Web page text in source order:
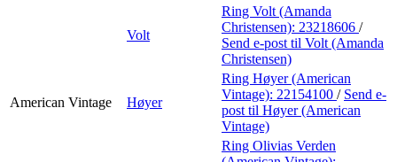
Volt
Ring Volt (Amanda
Christensen): 23218606 /
Send e-post til Volt (Amanda
Christensen)
American Vintage Høyer
Ring Høyer (American
Vintage): 22154100 / Send e-
post til Høyer (American
Vintage)
Ring Olivias Verden